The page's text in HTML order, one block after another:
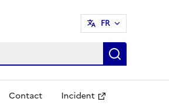
FR
Contact Incident
Ouvre une nouvelle fenêtre